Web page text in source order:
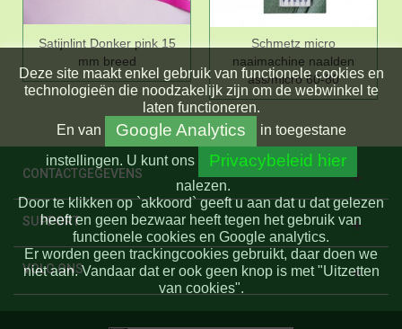
Satijnlint Donker pink 15
mm breed
Schmetz micro
naaimachine naalden
ass/micro 60-80
CONTACTGEGEVENS
SUPPORT
VOLG ONS
Deze site maakt enkel gebruik van functionele cookies en
technologieën die noodzakelijk zijn om de webwinkel te
laten functioneren.
En van Google Analytics
in toegestane
instellingen. U kunt ons Privacybeleid hier
nalezen.
Door te klikken op `akkoord` geeft u aan dat u dat gelezen
heeft en geen bezwaar heeft tegen het gebruik van
functionele cookies en Google analytics.
Er worden geen trackingcookies gebruikt, daar doen we
niet aan. Vandaar dat er ook geen knop is met "Uitzetten
van cookies".